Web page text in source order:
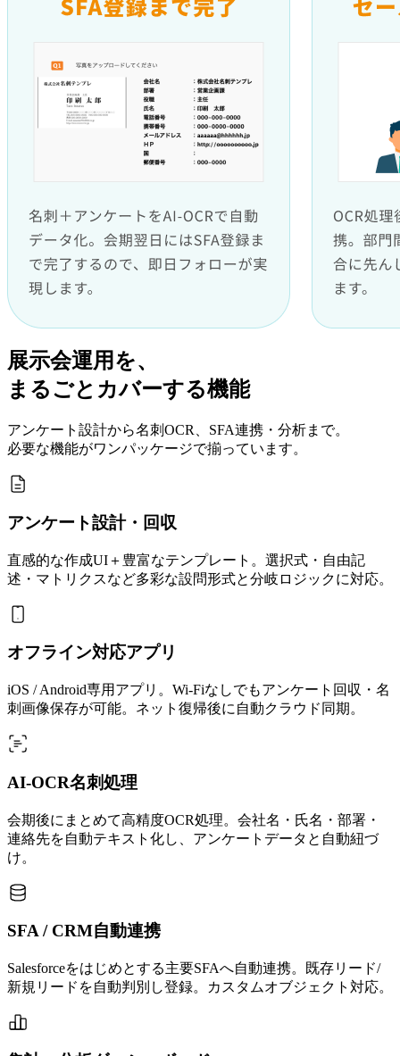
展示会運用を、
まるごと カバーする機能
アンケート設計から名刺OCR、SFA連携・分析まで。
必要な機能がワンパッケージで揃っています。
アンケート設計・回収
直感的な作成UI＋豊富なテンプレート。選択式・自由記
述・マトリクスなど多彩な設問形式と分岐ロジックに対応。
オフライン対応アプリ
iOS / Android専用アプリ。Wi-Fiなしでもアンケート回収・名
刺画像保存が可能。ネット復帰後に自動クラウド同期。
AI-OCR名刺処理
会期後にまとめて高精度OCR処理。会社名・氏名・部署・
連絡先を自動テキスト化し、アンケートデータと自動紐づ
け。
SFA / CRM自動連携
Salesforceをはじめとする主要SFAへ自動連携。既存リード/
新規リードを自動判別し登録。カスタムオブジェクト対応。